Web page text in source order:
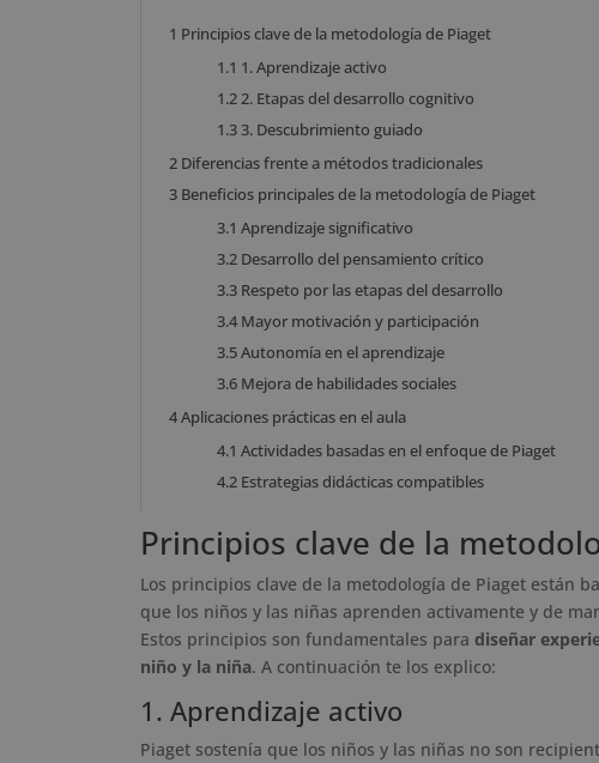
1 Principios clave de la metodología de Piaget
1.1 1. Aprendizaje activo
1.22. Etapas del desarrollo cognitivo
1.33. Descubrimiento guiado
2 Diferencias frente a métodos tradicionales
3 Beneficios principales de la metodología de Piaget
3.1 Aprendizaje significativo
3.2 Desarrollo del pensamiento crítico
3.3 Respeto por las etapas del desarrollo
3.4 Mayor motivación y participación
3.5Autonomía en el aprendizaje
3.6 Mejora de habilidades sociales
4Aplicaciones prácticas en el aula
4.1 Actividades basadas en el enfoque de Piaget
4.2 Estrategias didácticas compatibles
Principios clave de la
Los principios clave de la metodología de Piaget están
que los niños y las niñas aprenden activamente y de
Estos principios son fundamentales para diseñar
niño y la niña. A continuación te los explico:
1. Aprendizaje activo
Piaget sostenía que los niños y las niñas no son